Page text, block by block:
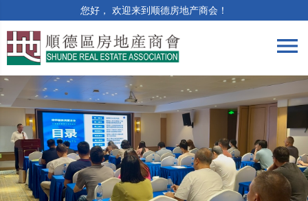
您好， 欢迎来到顺德房地产商会！
menu